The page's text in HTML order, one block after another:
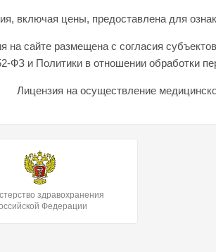
включая цены, предоставлена для
на сайте размещена с согласия
ФЗ и Политики в отношении обработки
Лицензия на осуществление
здравохранения
Федерации